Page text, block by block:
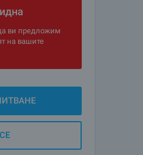
ви предложим
на вашите